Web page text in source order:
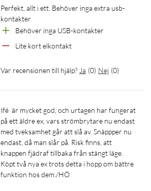
Perfekt, allt i ett. Behöver inga extra usb-
kontakter
Behöver inga USB-kontakter
Lite kort elkontakt
Var recensionen till hjälp? Ja (0) Nej (0)
Ifé  är mycket god, och urtagen har fungerat
på ett äldre ex, vars strömbrytare nu endast
med tveksamhet går att slå av. Snäppper nu
endast, då man slår på. Risk finns, att
knappen fjädraf tillbaka från stängt läge.
Köpt två nya ex trots detta i hopp om bättre
funktion hos dem./HÖ